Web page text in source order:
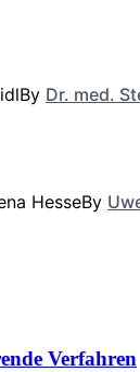
By Dr. med.
By
Verfahren